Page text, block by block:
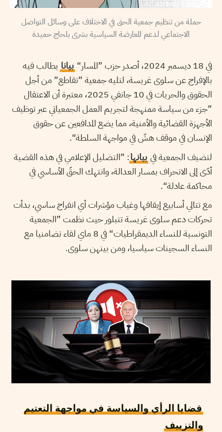
حملة من تنظيم جمعية الحق في الاختلاف على وسائل التواصل
الاجتماعي لدعم المعارضة السياسية بشرى بلحاج حميدة
في 18 ديسمبر 2024، أصدر حزب ”المسار“ بيانا يطالب فيه
بالإفراج عن سلوى غريسة، لتليه جمعية ”تقاطع” من أجل
الحقوق والحريات في 10 جانفي 2025، معتبرة أن الاعتقال
”جزء من سياسة ممنهجة لتجريم العمل الجمعياتي عبر توظيف
الأجهزة القضائية والأمنية، مما يضع المدافعين عن حقوق
الإنسان في موقف هشّ في مواجهة السلطة“.
لتضيف الجمعية في بيانها: ”التضليل الإعلامي في هذه القضية
أدّى إلى الانحراف بمسار العدالة، وانتهك الحقّ الأساسي في
محاكمة عادلة“.
مع تتالي أسابيع إيقافها وغياب مؤشرات أي انفراج ساسي، بدأت
تحركات دعم سلوى غريسة تتبلور حيث نظمت ”الجمعية
التونسية للنساء الديمقراطيات“ في 8 ماي لقاء تضامنيا مع
النساء السجينات سياسيا، ومن بينهن سلوى.
قضايا الرأي والسياسة في مواجهة التعتيم
والتزييف